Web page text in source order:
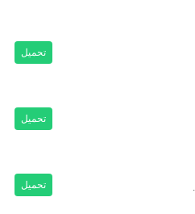
تحميل
تحميل
تحميل